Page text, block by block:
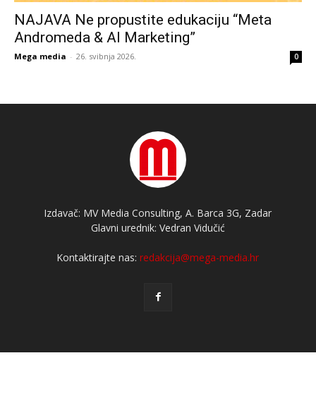
NAJAVA Ne propustite edukaciju “Meta
Andromeda & AI Marketing”
Mega media - 26. svibnja 2026. 0
Izdavač: MV Media Consulting, A. Barca 3G, Zadar
Glavni urednik: Vedran Vidučić
Kontaktirajte nas:redakcija@mega-media.hr